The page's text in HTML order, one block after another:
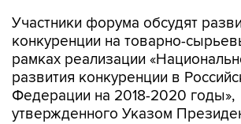
Участники форума обсудят
конкуренции на товарно-
рамках реализации
развития конкуренции в
Федерации на 2018-2020 годы»,
утвержденного Указом